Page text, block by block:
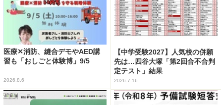
医療✕消防、縫合デモやAED講
習も「おしごと体験博」9/5
2026.8.6
【中学受験2027】人気校の併願
先は…四谷大塚「第2回合不合判
定テスト」結果
2026.7.16